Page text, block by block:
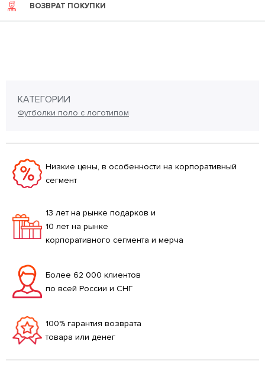
ВОЗВРАТ ПОКУПКИ
КАТЕГОРИИ
Футболки поло с логотипом
Низкие цены, в особенности на корпоративный
сегмент
13 лет на рынке подарков и
10 лет на рынке
корпоративного сегмента и мерча
Более 62 000 клиентов
по всей России и СНГ
100% гарантия возврата
товара или денег